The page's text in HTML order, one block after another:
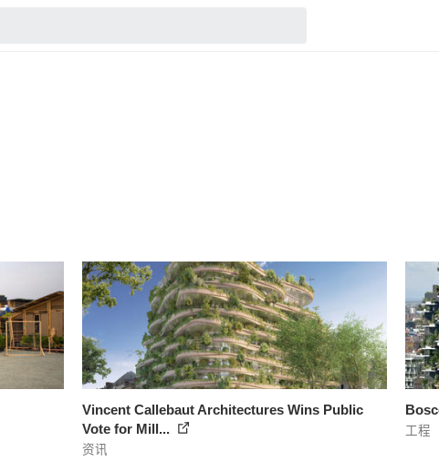
Vincent Callebaut Architectures Wins Public
Vote for Mill...
资讯
工程